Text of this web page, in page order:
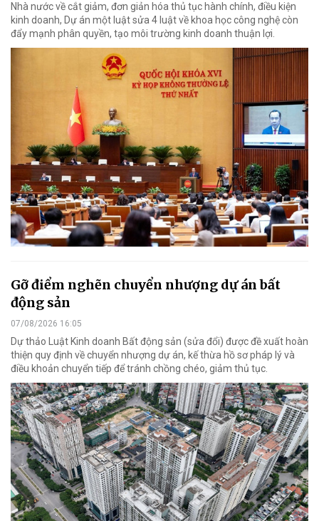
Nhà nước về cắt giảm, đơn giản hóa thủ tục hành chính, điều kiện
kinh doanh, Dự án một luật sửa 4 luật về khoa học công nghệ còn
đẩy mạnh phân quyền, tạo môi trường kinh doanh thuận lợi.
Gỡ điểm nghẽn chuyển nhượng dự án bất
động sản
07/08/2026 16:05
Dự thảo Luật Kinh doanh Bất động sản (sửa đổi) được đề xuất hoàn
thiện quy định về chuyển nhượng dự án, kế thừa hồ sơ pháp lý và
điều khoản chuyển tiếp để tránh chồng chéo, giảm thủ tục.